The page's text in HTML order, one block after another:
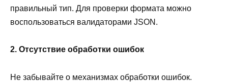
правильный тип. Для проверки формата можно
воспользоваться валидаторами JSON.
2. Отсутствие обработки ошибок
Не забывайте о механизмах обработки ошибок.